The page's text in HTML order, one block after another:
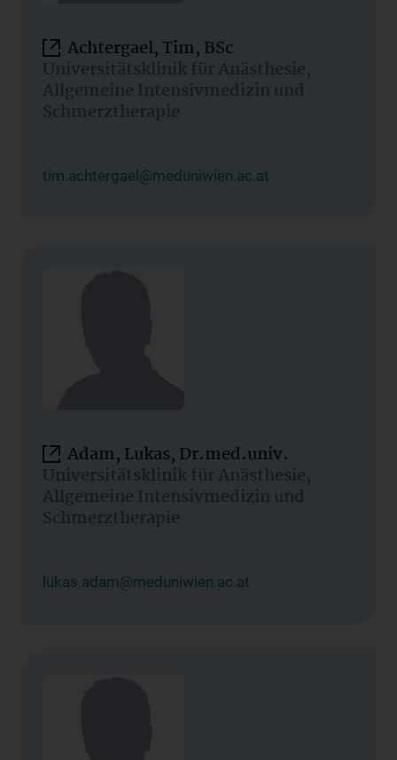
Achtergael, Tim, BSc
Universitätsklinik für Anästhesie,
Allgemeine Intensivmedizin und
Schmerztherapie
tim.achtergael@meduniwien.ac.at
Adam, Lukas, Dr.med.univ.
Universitätsklinik für Anästhesie,
Allgemeine Intensivmedizin und
Schmerztherapie
lukas.adam@meduniwien.ac.at